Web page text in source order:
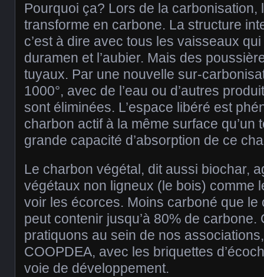
Pourquoi ça? Lors de la carbonisation,
transforme en carbone. La structure
c’est à dire avec tous les vaisseaux
duramen et l’aubier. Mais des
tuyaux. Par une nouvelle sur-
1000°, avec de l’eau ou d’autres
sont éliminées. L’espace libéré est
charbon actif à la même surface qu’un
grande capacité d’absorption de ce
Le charbon végétal, dit aussi biochar,
végétaux non ligneux (le bois) comme
voir les écorces. Moins carboné que le
peut contenir jusqu’à 80% de carbone.
pratiquons au sein de nos
COOPDEA, avec les briquettes
voie de développement.